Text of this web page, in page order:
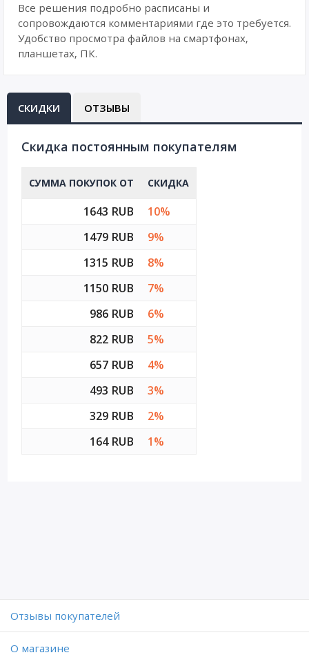
Все решения подробно расписаны и
сопровождаются комментариями где это требуется.
Удобство просмотра файлов на смартфонах,
планшетах, ПК.
СКИДКИ ОТЗЫВЫ
Cкидка постоянным покупателям
СУММА ПОКУПОК ОТ СКИДКА
1643 RUB
10%
1479 RUB
9%
1315 RUB
8%
1150 RUB
7%
986 RUB
6%
822 RUB
5%
657 RUB
4%
493 RUB
3%
329 RUB
2%
164 RUB
1%
Отзывы покупателей
O магазине